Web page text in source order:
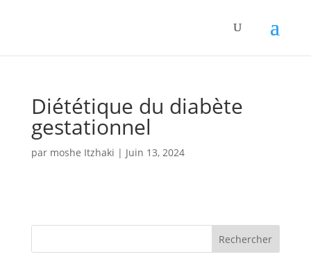
Diététique du diabète
gestationnel
par moshe Itzhaki | Juin 13, 2024
Rechercher